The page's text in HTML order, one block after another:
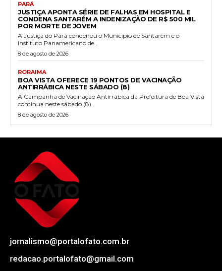
PARÁ
JUSTIÇA APONTA SÉRIE DE FALHAS EM HOSPITAL E
CONDENA SANTARÉM A INDENIZAÇÃO DE R$ 500 MIL
POR MORTE DE JOVEM
A Justiça do Pará condenou o Município de Santarém e o
Instituto Panamericano de...
8 de agosto de 2026
RORAIMA
BOA VISTA OFERECE 19 PONTOS DE VACINAÇÃO
ANTIRRÁBICA NESTE SÁBADO (8)
A Campanha de Vacinação Antirrábica da Prefeitura de Boa Vista
continua neste sábado (8)...
8 de agosto de 2026
jornalismo@portalofato.com.br
redacao.portalofato@gmail.com